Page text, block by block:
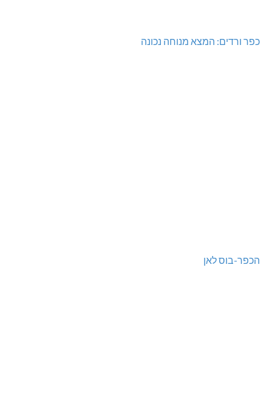
כפר ורדים: המצא מנוחה נכונה
הכפר-בוס לאן